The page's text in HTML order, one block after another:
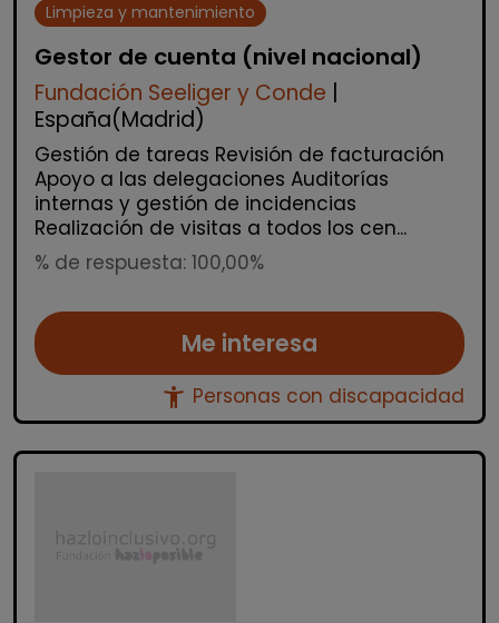
Limpieza y mantenimiento
Gestor de cuenta (nivel nacional)
Fundación Seeliger y Conde
España(Madrid)
Gestión de tareas Revisión de facturación
Apoyo a las delegaciones Auditorías
internas y gestión de incidencias
Realización de visitas a todos los cen...
% de respuesta: 100,00%
Me interesa
accessibility_new Personas con discapacidad